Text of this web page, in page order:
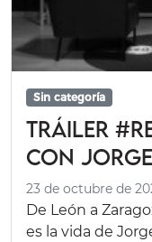
Sin categoría
Tráiler
con
23 de octubre de
De León a
es la vida de